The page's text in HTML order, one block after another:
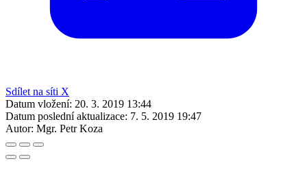
Sdílet na síti X
Datum vložení: 20. 3. 2019 13:44
Datum poslední aktualizace: 7. 5. 2019 19:47
Autor: Mgr. Petr Koza